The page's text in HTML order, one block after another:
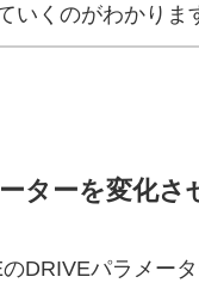
いくのがわかりま
ターを変化さ
DRIVEパラメー